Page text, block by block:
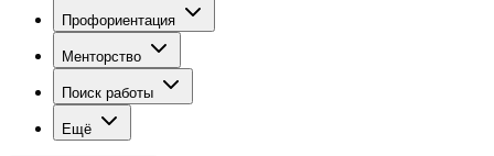
Профориентация
Менторство
Поиск работы
Ещё